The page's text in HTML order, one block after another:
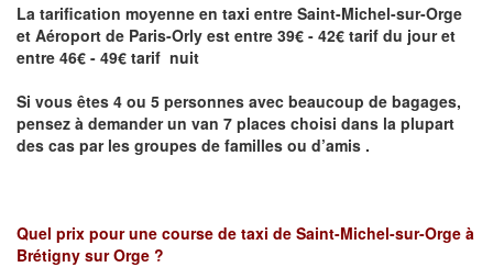
La tarification moyenne en taxi entre Saint-Michel-sur-Orge
et Aéroport de Paris-Orly est entre 39€ - 42€ tarif du jour et
entre 46€ - 49€ tarif nuit
Si vous êtes 4 ou 5 personnes avec beaucoup de bagages,
pensez à demander un van 7 places choisi dans la plupart
des cas par les groupes de familles ou d’amis .
Quel prix pour une course de taxi de Saint-Michel-sur-Orge à
Brétigny sur Orge ?